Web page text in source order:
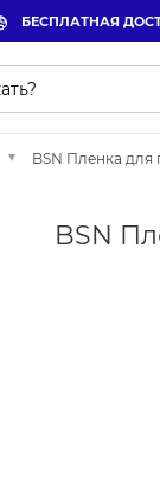
БЕСПЛАТНАЯ
BSN Пленка для
BSN